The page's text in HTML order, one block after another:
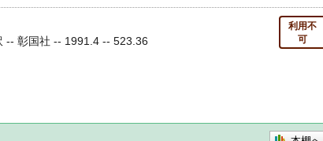
利用不
可
-- 彰国社 -- 1991.4 -- 523.36